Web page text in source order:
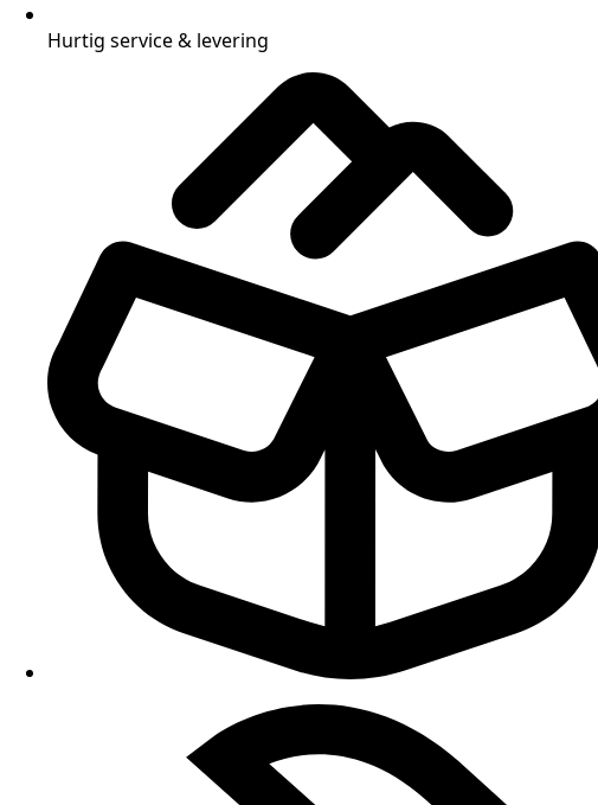
Hurtig service & levering